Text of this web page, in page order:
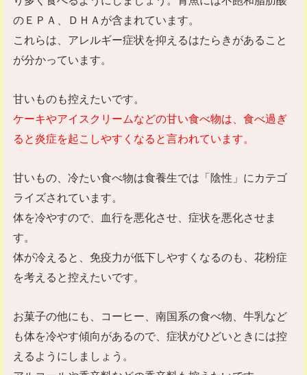
のＥＰＡ、ＤＨＡが含まれています。
これらは、アレルギー症状を抑えるはたらきがあること
が分かっています。
甘いものも控えたいです。
ケーキやアイスクリームなどの甘い食べ物は、食べ過ぎ
ると炎症を起こしやすくなると言われています。
甘いもの、冷たい食べ物は食養生では「陰性」にカテゴ
ライズされています。
体を冷やすので、血行を悪化させ、症状を悪化させま
す。
体が冷えると、免疫力が低下しやすくなるのも、花粉症
を考えると控えたいです。
お菓子の他にも、コーヒー、南国系の食べ物、牛乳など
も体を冷やす傾向があるので、症状がひどいときには控
えるようにしましょう。